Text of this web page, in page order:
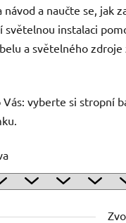
návod a naučte se, jak
světelnou instalaci
a světelného
vyberte si stropní